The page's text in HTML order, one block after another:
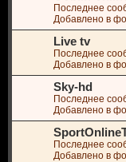
Последнее
Добавлено в
Live tv
Последнее
Добавлено в
Sky-hd
Последнее
Добавлено в
Последнее
Добавлено в